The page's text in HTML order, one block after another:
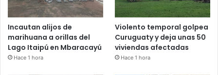
Incautan alijos de
marihuana a orillas del
Lago Itaipú en Mbaracayú
Hace 1 hora
Violento temporal golpea
Curuguaty y deja unas 50
viviendas afectadas
Hace 1 hora